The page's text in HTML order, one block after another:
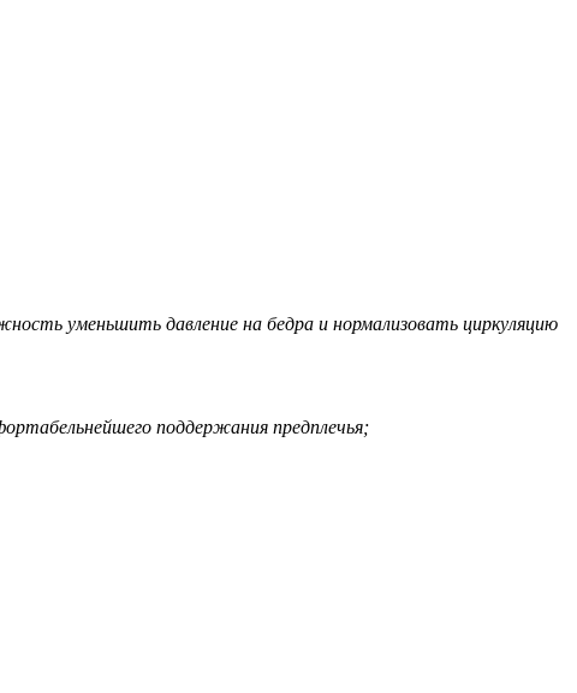
уменьшить давление на бедра и нормализовать циркуляцию
поддержания предплечья;